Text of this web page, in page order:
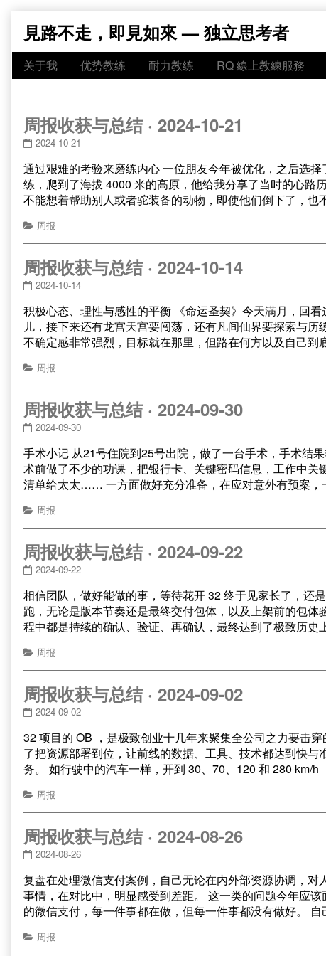
content
見路不走，即見如來 — 独立思考者
关于我 优势教练 耐力教练 RQ 線上教練服務
周报收获与总结 · 2024-10-21
2024-10-21
通过艰难的考验来磨练内心 一位朋友今年被优化，之后选
练，爬到了海拔 4000 米的高原，他给我分享了当时的心路
不能想着帮助别人或者驼装备的动物，即使他们倒下了，也
周报
周报收获与总结 · 2024-10-14
2024-10-14
积极心态、理性与感性的平衡 《命运圣契》今天满月，回
儿，接下来还有龙宫天宫要闯荡，还有凡间仙界要探索与
不确定感非常强烈，目标就在那里，但路在何方以及自己到
周报
周报收获与总结 · 2024-09-30
2024-09-30
手术小记 从21号住院到25号出院，做了一台手术，手术结
术前做了不少的功课，把银行卡、关键密码信息，工作中
清单给太太…… 一方面做好充分准备，在应对意外有预案，
周报
周报收获与总结 · 2024-09-22
2024-09-22
相信团队，做好能做的事，等待花开 32 终于见家长了，还
跑，无论是版本节奏还是最终交付包体，以及上架前的包
程中都是持续的确认、验证、再确认，最终达到了极致历史
周报
周报收获与总结 · 2024-09-02
2024-09-02
32 项目的 OB ，是极致创业十几年来聚集全公司之力要击
了把资源部署到位，让前线的数据、工具、技术都达到快
务。 如行驶中的汽车一样，开到 30、70、120 和 280 km/h
周报
周报收获与总结 · 2024-08-26
2024-08-26
复盘在处理微信支付案例，自己无论在内外部资源协调，
事情，在对比中，明显感受到差距。 这一类的问题今年应
的微信支付，每一件事都在做，但每一件事都没有做好。 自
周报